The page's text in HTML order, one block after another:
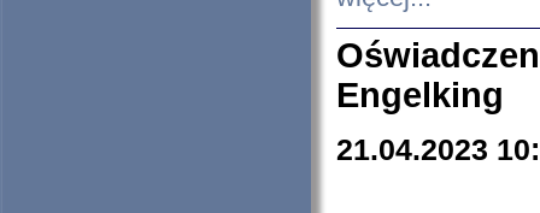
Engelking
21.04.2023